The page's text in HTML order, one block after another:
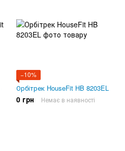
−10%
Орбітрек HouseFit HB 8203EL
0 грн Немає в наявності